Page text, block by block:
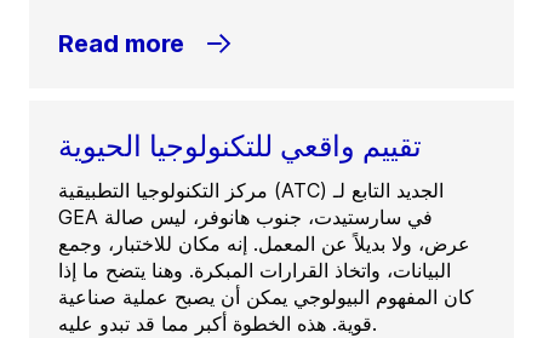
Read more
تقييم واقعي للتكنولوجيا الحيوية
مركز التكنولوجيا التطبيقية (ATC) الجديد التابع لـ
GEA في سارستيدت، جنوب هانوفر، ليس صالة
عرض، ولا بديلاً عن المعمل. إنه مكان للاختبار، وجمع
البيانات، واتخاذ القرارات المبكرة. وهنا يتضح ما إذا
كان المفهوم البيولوجي يمكن أن يصبح عملية صناعية
قوية. هذه الخطوة أكبر مما قد تبدو عليه.